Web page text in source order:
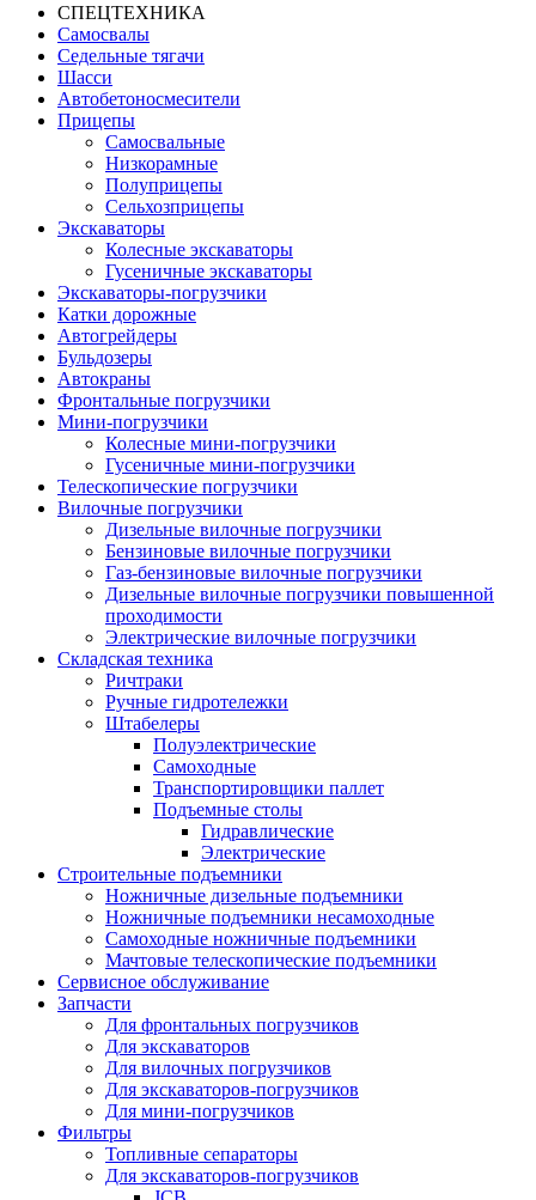
СПЕЦТЕХНИКА
Самосвалы
Седельные тягачи
Шасси
Автобетоно­смесители
Прицепы
Самосвальные
Низкорамные
Полуприцепы
Сельхозприцепы
Экскаваторы
Колесные экскаваторы
Гусеничные экскаваторы
Экскаваторы-погрузчики
Катки дорожные
Автогрейдеры
Бульдозеры
Автокраны
Фронтальные погрузчики
Мини-погрузчики
Колесные мини-погрузчики
Гусеничные мини-погрузчики
Телескопические погрузчики
Вилочные погрузчики
Дизельные вилочные погрузчики
Бензиновые вилочные погрузчики
Газ-бензиновые вилочные погрузчики
Дизельные вилочные погрузчики повышенной
проходимости
Электрические вилочные погрузчики
Складская техника
Ричтраки
Ручные гидротележки
Штабелеры
Полуэлектрические
Самоходные
Транспортировщики паллет
Подъемные столы
Гидравлические
Электрические
Строительные подъемники
Ножничные дизельные подъемники
Ножничные подъемники несамоходные
Самоходные ножничные подъемники
Мачтовые телескопические подъемники
Сервисное обслуживание
Запчасти
Для фронтальных погрузчиков
Для экскаваторов
Для вилочных погрузчиков
Для экскаваторов-погрузчиков
Для мини-погрузчиков
Фильтры
Топливные сепараторы
Для экскаваторов-погрузчиков